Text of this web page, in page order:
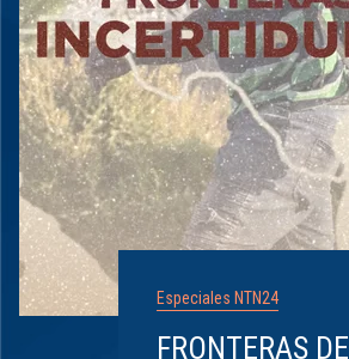
Especiales NTN24
FRONTERAS DE